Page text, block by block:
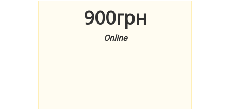
900грн
Online